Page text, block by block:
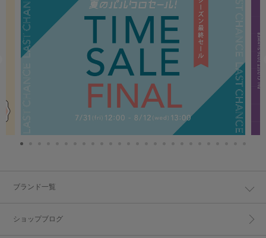
ブランド一覧
ショップブログ